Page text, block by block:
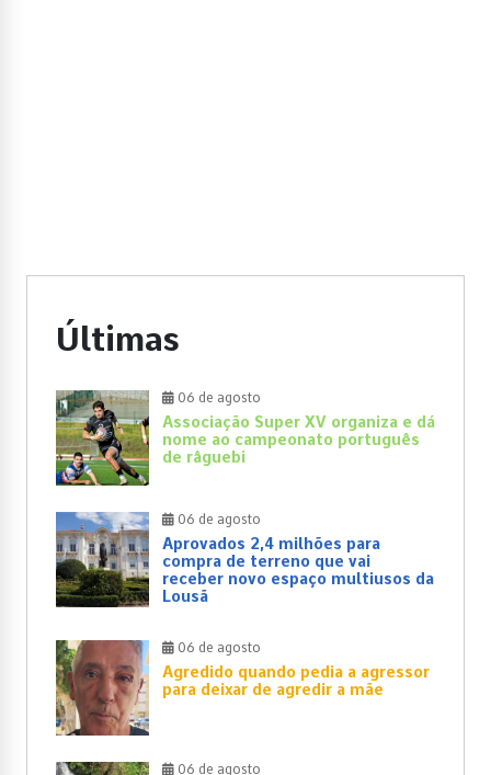
Últimas
06 de agosto
Associação Super XV organiza e dá
nome ao campeonato português
de râguebi
06 de agosto
Aprovados 2,4 milhões para
compra de terreno que vai
receber novo espaço multiusos da
Lousã
06 de agosto
Agredido quando pedia a agressor
para deixar de agredir a mãe
06 de agosto